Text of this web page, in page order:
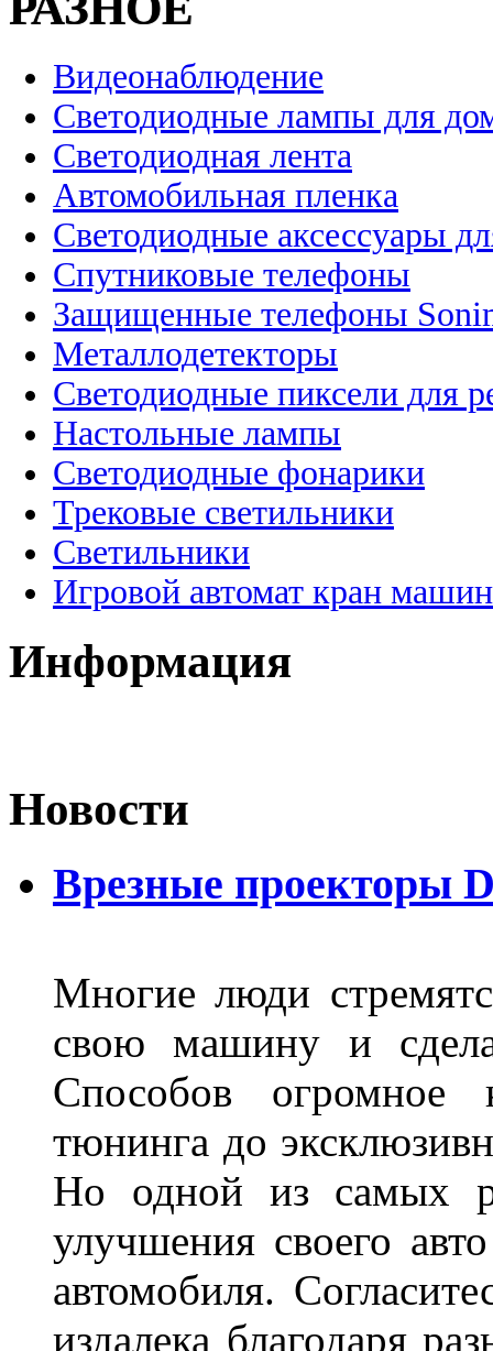
Видеонаблюдение
Светодиодные лампы для
Светодиодная лента
Автомобильная пленка
Светодиодные аксессуары
Спутниковые телефоны
Защищенные телефоны
Металлодетекторы
Светодиодные пиксели для
Настольные лампы
Светодиодные фонарики
Трековые светильники
Светильники
Игровой автомат кран
Информация
Новости
Врезные проекторы
Многие люди
свою машину и
Способов огромное
тюнинга до
Но одной из самых
улучшения своего
автомобиля.
издалека благодаря